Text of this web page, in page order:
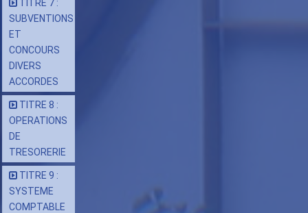
TITRE 7 :
SUBVENTIONS
ET
CONCOURS
DIVERS
ACCORDES
TITRE 8 :
OPERATIONS
DE
TRESORERIE
TITRE 9 :
SYSTEME
COMPTABLE